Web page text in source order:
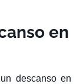
en
descanso en